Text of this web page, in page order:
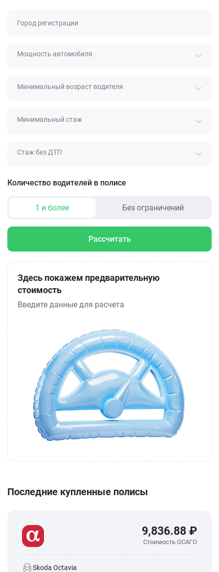
Город регистрации
Мощность автомобиля
Минимальный возраст водителя
Минимальный стаж
Стаж без ДТП
Количество водителей в полисе
1 и более Без ограничений
Рассчитать
Здесь покажем предварительную
стоимость
Введите данные для расчета
Последние купленные полисы
9,836.88 ₽
Стоимость ОСАГО
Skoda Octavia